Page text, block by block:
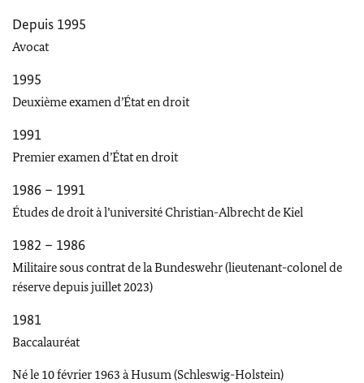
Depuis 1995
Avocat
1995
Deuxième examen d’État en droit
1991
Premier examen d’État en droit
1986 – 1991
Études de droit à l’université Christian-Albrecht de Kiel
1982 – 1986
Militaire sous contrat de laBundeswehr(lieutenant-colonel de
réserve depuis juillet 2023)
1981
Baccalauréat
Né le 10 février 1963 à Husum (Schleswig-Holstein)